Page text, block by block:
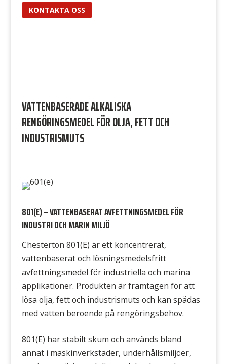
KONTAKTA OSS
VATTENBASERADE ALKALISKA
RENGÖRINGSMEDEL FÖR OLJA, FETT OCH
INDUSTRISMUTS
801(E) – VATTENBASERAT AVFETTNINGSMEDEL FÖR
INDUSTRI OCH MARIN MILJÖ
Chesterton 801(E) är ett koncentrerat,
vattenbaserat och lösningsmedelsfritt
avfettningsmedel för industriella och marina
applikationer. Produkten är framtagen för att
lösa olja, fett och industrismuts och kan spädas
med vatten beroende på rengöringsbehov.
801(E) har stabilt skum och används bland
annat i maskinverkstäder, underhållsmiljöer,